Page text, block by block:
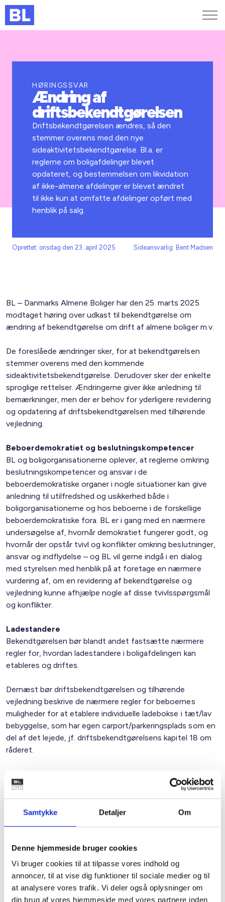
Samtykke Detaljer Om
Denne hjemmeside bruger cookies
Vi bruger cookies til at tilpasse vores indhold og
annoncer, til at vise dig funktioner til sociale medier og til
at analysere vores trafik. Vi deler også oplysninger om
din brug af vores hjemmeside med vores partnere inden
Kurser og arrangementer
Jobportalen
HØRINGSSVAR
Ændring af
driftsbekendtgørelsen
Driftsbekendtgørelsen ændres, så den
stemmer overens med den nye
sideaktivitetsbekendtgørelse. Bl.a. er
reglerne om boligafdelinger blevet
opdateret, og bestemmelsen om likvidation
af ikke-almene afdelinger er blevet ændret
til ikke kun at omfatte afdelinger opført med
henblik på salg.
Oprettet: onsdag den 23. april 2025 Sideansvarlig: Bent Madsen
BL – Danmarks Almene Boliger har den 25. marts 2025
modtaget høring over udkast til bekendtgørelse om
ændring af bekendtgørelse om drift af almene boliger m.v.
De foreslåede ændringer sker, for at bekendtgørelsen
stemmer overens med den kommende
sideaktivitetsbekendtgørelse. Derudover sker der enkelte
sproglige rettelser. Ændringerne giver ikke anledning til
bemærkninger, men der er behov for yderligere revidering
og opdatering af driftsbekendtgørelsen med tilhørende
vejledning.
Beboerdemokratiet og beslutningskompetencer
BL og boligorganisationerne oplever, at reglerne omkring
beslutningskompetencer og ansvar i de
beboerdemokratiske organer i nogle situationer kan give
anledning til utilfredshed og usikkerhed både i
boligorganisationerne og hos beboerne i de forskellige
beboerdemokratiske fora. BL er i gang med en nærmere
undersøgelse af, hvornår demokratiet fungerer godt, og
hvornår der opstår tvivl og konflikter omkring beslutninger,
ansvar og indflydelse – og BL vil gerne indgå i en dialog
med styrelsen med henblik på at foretage en nærmere
vurdering af, om en revidering af bekendtgørelse og
vejledning kunne afhjælpe nogle af disse tvivlsspørgsmål
og konflikter.
Ladestandere
Bekendtgørelsen bør blandt andet fastsætte nærmere
regler for, hvordan ladestandere i boligafdelingen kan
etableres og driftes.
Dernæst bør driftsbekendtgørelsen og tilhørende
vejledning beskrive de nærmere regler for beboernes
muligheder for at etablere individuelle ladebokse i tæt/lav
bebyggelse, som har egen carport/parkeringsplads som en
del af det lejede, jf. driftsbekendtgørelsens kapitel 18 om
råderet.
Der er behov for en afklaring og en udvidelse af
mulighederne, der giver mening i forhold til at sikre effektiv
drift og gode samarbejder/fællesskaber.
grundejerforeninger, gårdlaug og lignende fællesskaber.
Boligorganisationen kan godt administrere drift af
grundejerforeninger, ejerforeninger, gård- og vejlaug og
lignende, hvori boligorganisationen, boligorganisationens
afdelinger, administrerede boligorganisationer eller disses